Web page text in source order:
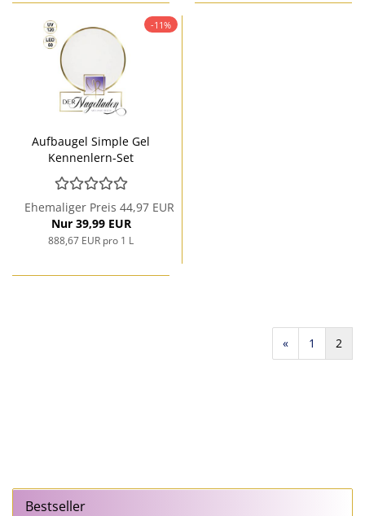
-11%
Aufbaugel Simple Gel
Kennenlern-Set
Ehemaliger Preis 44,97 EUR
Nur 39,99 EUR
888,67 EUR pro 1 L
« 1 2
Bestseller